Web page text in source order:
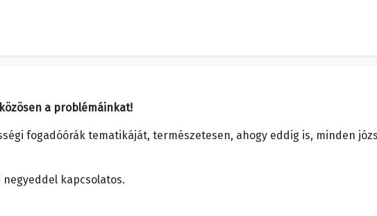
a problémáinkat!
fogadóórák tematikáját, természetesen, ahogy eddig is, minden
kapcsolatos.